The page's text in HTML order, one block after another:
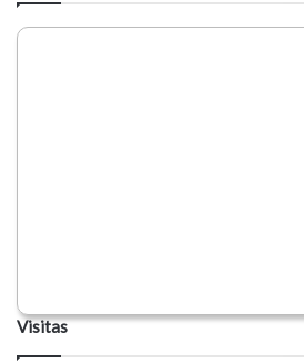
i
o
Visitas